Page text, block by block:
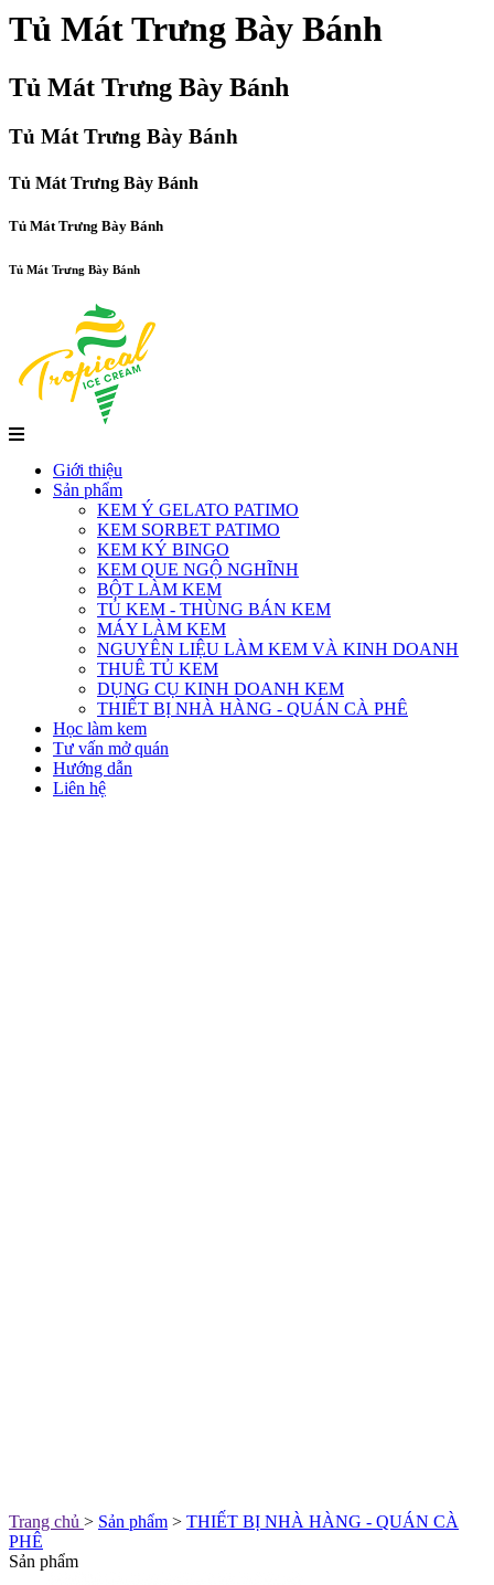
Tủ Mát Trưng Bày Bánh
Tủ Mát Trưng Bày Bánh
Tủ Mát Trưng Bày Bánh
Tủ Mát Trưng Bày Bánh
Tủ Mát Trưng Bày Bánh
Tủ Mát Trưng Bày Bánh
Giới thiệu
Sản phẩm
KEM Ý GELATO PATIMO
KEM SORBET PATIMO
KEM KÝ BINGO
KEM QUE NGỘ NGHĨNH
BỘT LÀM KEM
TỦ KEM - THÙNG BÁN KEM
MÁY LÀM KEM
NGUYÊN LIỆU LÀM KEM VÀ KINH DOANH
THUÊ TỦ KEM
DỤNG CỤ KINH DOANH KEM
THIẾT BỊ NHÀ HÀNG - QUÁN CÀ PHÊ
Học làm kem
Tư vấn mở quán
Hướng dẫn
Liên hệ
Trang chủ > Sản phẩm > THIẾT BỊ NHÀ HÀNG - QUÁN CÀ
PHÊ
Sản phẩm